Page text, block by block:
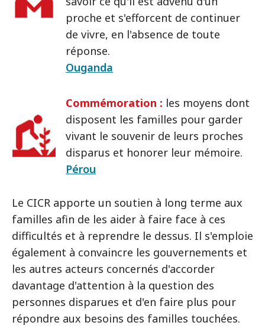
proche et s'efforcent de continuer
de vivre, en l'absence de toute
réponse.
Ouganda
Commémoration : les moyens dont
disposent les familles pour garder
vivant le souvenir de leurs proches
disparus et honorer leur mémoire.
Pérou
Le CICR apporte un soutien à long terme aux
familles afin de les aider à faire face à ces
difficultés et à reprendre le dessus. Il s'emploie
également à convaincre les gouvernements et
les autres acteurs concernés d'accorder
davantage d'attention à la question des
personnes disparues et d'en faire plus pour
répondre aux besoins des familles touchées.